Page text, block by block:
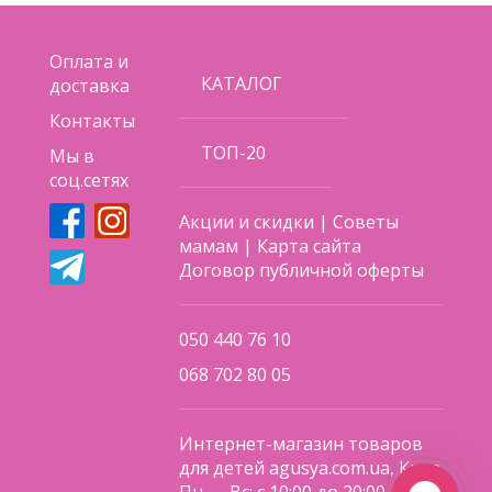
Оплата и
доставка
Контакты
Мы в
соц.сетях
КАТАЛОГ
ТОП-20
Акции и скидки |Советы
мамам | Карта сайта
Договор публичной оферты
050 440 76 10
068 702 80 05
Интернет-магазин товаров
для детей agusya.com.ua, Киев